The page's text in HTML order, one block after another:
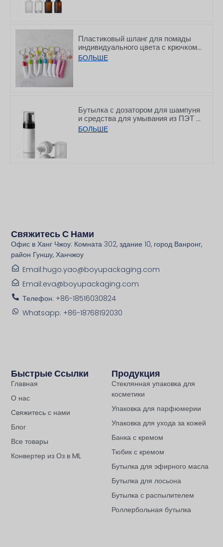
Пластиковый шланг для помады
индивидуального цвета с крючком,
8/15 г
БОЛЬШЕ
Бутылка с дозатором для шампуня
и средства для умывания из ПЭТ с
плоской горловиной, 150/200 мл
БОЛЬШЕ
Продукция
Стеклянная упаковка для
косметики
Упаковка для парфюмерии
Упаковка для ухода за кожей
Банка с кремом
Тюбик с кремом
Бутылка для эфирного масла
Бутылка для лосьона
Бутылка с распылителем
Роллербольная бутылка
Быстрые Ссылки
Главная
О нас
Свяжитесь с нами
Блог
Все товары
Конвертер из Оз в ML
Свяжитесь С Нами
Офис в Ханг Чжоу: Комната 302, здание 10, город Ванронг,
район Гуншу, Ханчжоу
Email:hugo.yao@boyupackaging.com
Email:eva@boyupackaging.com
Телефон: +86-18516030824
Whatsapp: +86-18768192030